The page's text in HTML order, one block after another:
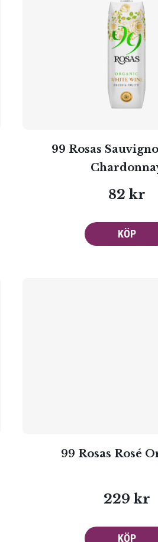
99 Rosas
82 kr
KÖP
99 Rosas Rosé
229 kr
KÖP